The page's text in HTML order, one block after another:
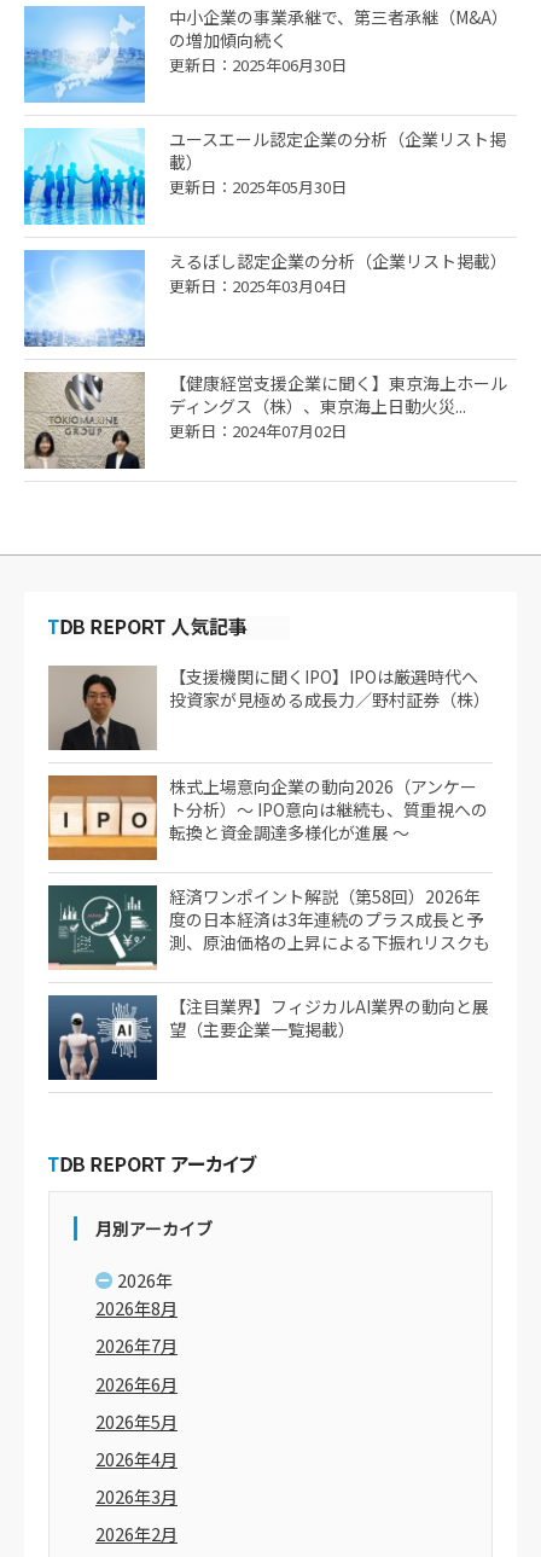
中小企業の事業承継で、第三者承継（M&A）
の増加傾向続く
更新日：2025年06月30日
ユースエール認定企業の分析（企業リスト掲
載）
更新日：2025年05月30日
えるぼし認定企業の分析（企業リスト掲載）
更新日：2025年03月04日
【健康経営支援企業に聞く】東京海上ホール
ディングス（株）、東京海上日動火災...
更新日：2024年07月02日
【支援機関に聞くIPO】IPOは厳選時代へ
投資家が見極める成長力／野村証券（株）
株式上場意向企業の動向2026（アンケー
ト分析）～ IPO意向は継続も、質重視への
転換と資金調達多様化が進展 ～
経済ワンポイント解説（第58回）2026年
度の日本経済は3年連続のプラス成長と予
測、原油価格の上昇による下振れリスクも
【注目業界】フィジカルAI業界の動向と展
望（主要企業一覧掲載）
月別アーカイブ
2026年
2026年8月
2026年7月
2026年6月
2026年5月
2026年4月
2026年3月
2026年2月